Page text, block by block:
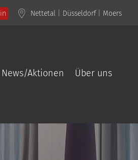
Nettetal Düsseldorf| Moers
News/Aktionen Über uns